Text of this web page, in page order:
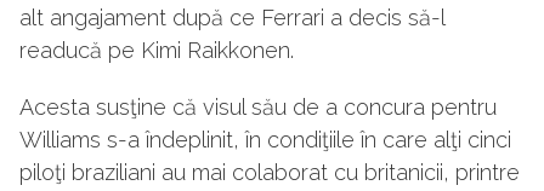
alt angajament după ce Ferrari a decis să-l
readucă pe Kimi Raikkonen.
Acesta susţine că visul său de a concura pentru
Williams s-a îndeplinit, în condiţiile în care alţi cinci
piloţi braziliani au mai colaborat cu britanicii, printre